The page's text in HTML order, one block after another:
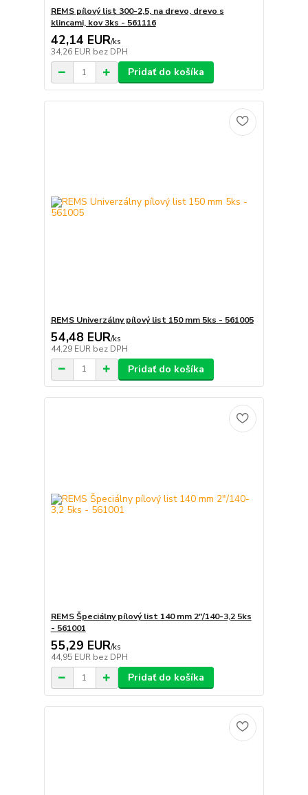
REMS pílový list 300-2,5, na drevo, drevo s
klincami, kov 3ks - 561116
42,14 EUR/ks
34,26 EUR bez DPH
Pridať do košíka
REMS Univerzálny pílový list 150 mm 5ks - 561005
54,48 EUR/ks
44,29 EUR bez DPH
Pridať do košíka
REMS Špeciálny pílový list 140 mm 2"/140-3,2 5ks
- 561001
55,29 EUR/ks
44,95 EUR bez DPH
Pridať do košíka